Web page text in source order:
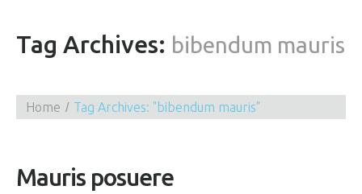
Tag Archives: bibendum mauris
Home Tag Archives: "bibendum mauris"
Mauris posuere